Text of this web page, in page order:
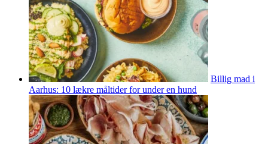
Billig mad i
Aarhus: 10 lækre måltider for under en hund